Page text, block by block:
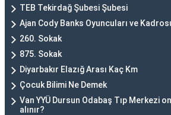
TEB Tekirdağ Şubesi Şubesi
Ajan Cody Banks Oyuncuları ve
260. Sokak
875. Sokak
Diyarbakır Elazığ Arası Kaç Km
Çocuk Bilimi Ne Demek
Van YYÜ Dursun Odabaş Tıp Merkezi
alınır?